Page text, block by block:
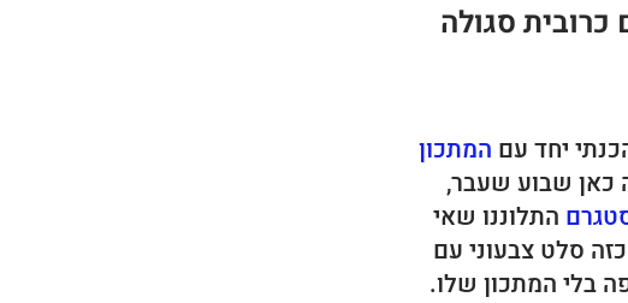
כרובית סגולה
יחד עם המתכון
כאן שבוע שעבר,
התלוננו שאי
סלט צבעוני עם
בלי המתכון שלו.